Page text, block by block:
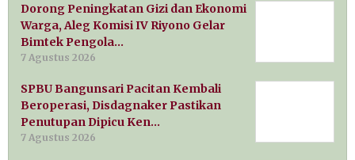
Dorong Peningkatan Gizi dan Ekonomi
Warga, Aleg Komisi IV Riyono Gelar
Bimtek Pengola…
7 Agustus 2026
SPBU Bangunsari Pacitan Kembali
Beroperasi, Disdagnaker Pastikan
Penutupan Dipicu Ken…
7 Agustus 2026